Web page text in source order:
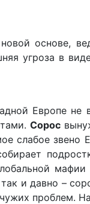
основе,
угроза в
Европе
Сорос
слабое звено
и давно –
проблем.